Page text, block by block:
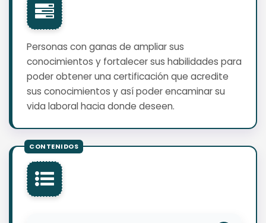
Personas con ganas de ampliar sus
conocimientos y fortalecer sus habilidades para
poder obtener una certificación que acredite
sus conocimientos y así poder encaminar su
vida laboral hacia donde deseen.